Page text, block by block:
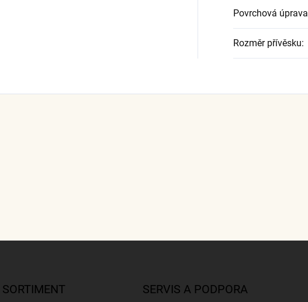
Povrchová úprava
Rozměr přívěsku:
SERVIS A PODPORA